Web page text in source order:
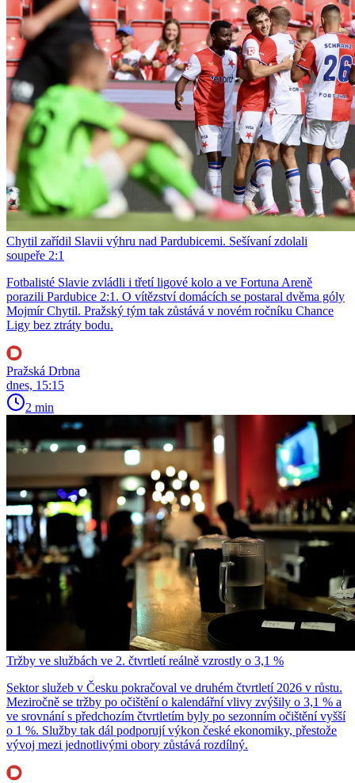
Chytil zařídil Slavii výhru nad Pardubicemi. Sešívaní zdolali
soupeře 2:1
Fotbalisté Slavie zvládli i třetí ligové kolo a ve Fortuna Areně
porazili Pardubice 2:1. O vítězství domácích se postaral dvěma góly
Mojmír Chytil. Pražský tým tak zůstává v novém ročníku Chance
Ligy bez ztráty bodu.
Pražská Drbna
dnes, 15:15
2 min
Tržby ve službách ve 2. čtvrtletí reálně vzrostly o 3,1 %
Sektor služeb v Česku pokračoval ve druhém čtvrtletí 2026 v růstu.
Meziročně se tržby po očištění o kalendářní vlivy zvýšily o 3,1 % a
ve srovnání s předchozím čtvrtletím byly po sezonním očištění vyšší
o 1 %. Služby tak dál podporují výkon české ekonomiky, přestože
vývoj mezi jednotlivými obory zůstává rozdílný.